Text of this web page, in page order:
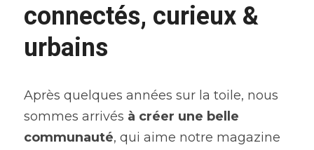
connectés, curieux &
urbains
Après quelques années sur la toile, nous
sommes arrivés à créer une belle
communauté, qui aime notre magazine